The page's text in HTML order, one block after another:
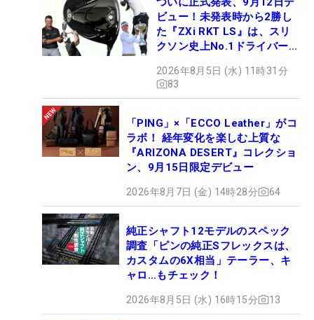
ビュー！未発表時から2勝し
た『ZXi RKT LS』は、スリ
クソン史上No.1ドライバー!?
2026年8月5日 (水) 11時31分
83
「PING」×「ECCO Leather」がコ
ラボ！ 経年変化を楽しむ上質な
『ARIZONA DESERT』コレクショ
ン、9月15日限定デビュー
2026年8月7日 (金) 14時28分 64
純正シャフト12モデルのスペック
調査「ピンの純正Sフレックスは、
カスタムの6X相当」テーラー、キ
ャロ…もチェック！
2026年8月5日 (水) 16時15分 13